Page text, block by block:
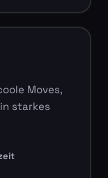
Moves,
starkes